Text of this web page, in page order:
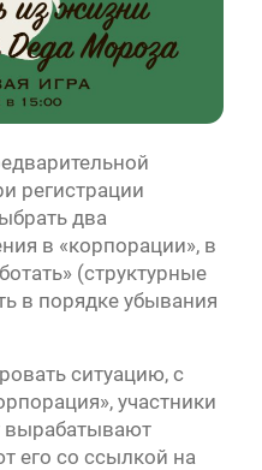
регистрации
два
в «корпорации», в
(структурные
в порядке убывания
ситуацию, с
участники
вырабатывают
его со ссылкой на